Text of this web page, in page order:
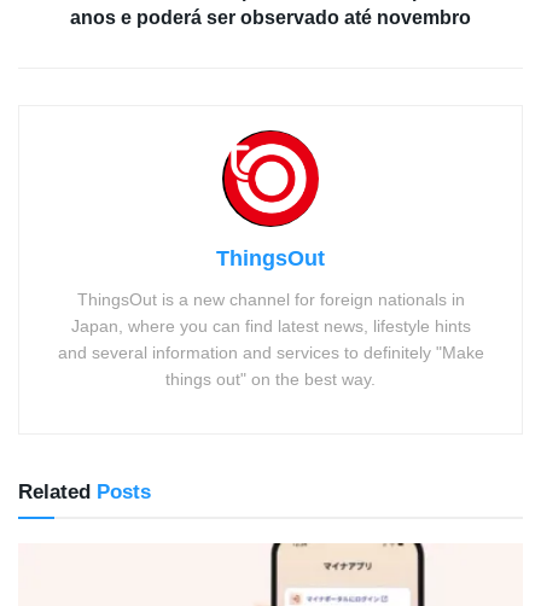
anos e poderá ser observado até novembro
ThingsOut
ThingsOut is a new channel for foreign nationals in
Japan, where you can find latest news, lifestyle hints
and several information and services to definitely "Make
things out" on the best way.
Related Posts